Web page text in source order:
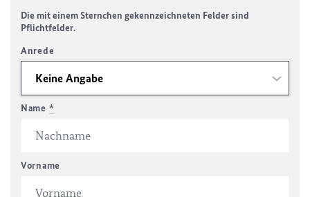
Die mit einem Sternchen gekennzeichneten Felder sind
Pflichtfelder.
Anrede
Name *
Vorname